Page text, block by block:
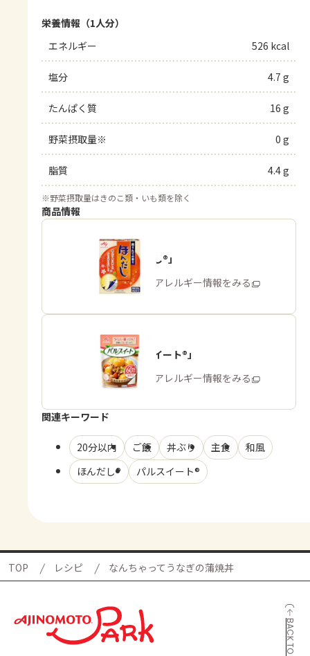
栄養情報（1人分）
エネルギー
526 kcal
塩分 4.7 g
たんぱく質 16 g
野菜摂取量※ 0 g
脂質 4.4 g
※野菜摂取量はきのこ類・いも類を除く
商品情報
「ほんだし®」
商品・アレルギー情報をみる
「パルスイート®」
商品・アレルギー情報をみる
関連キーワード
20分以内 ご飯 丼ぶり 主食
和風
ほんだし®
パルスイート®
TOP レシピ なんちゃってうなぎの蒲焼丼
BACK TO TOP